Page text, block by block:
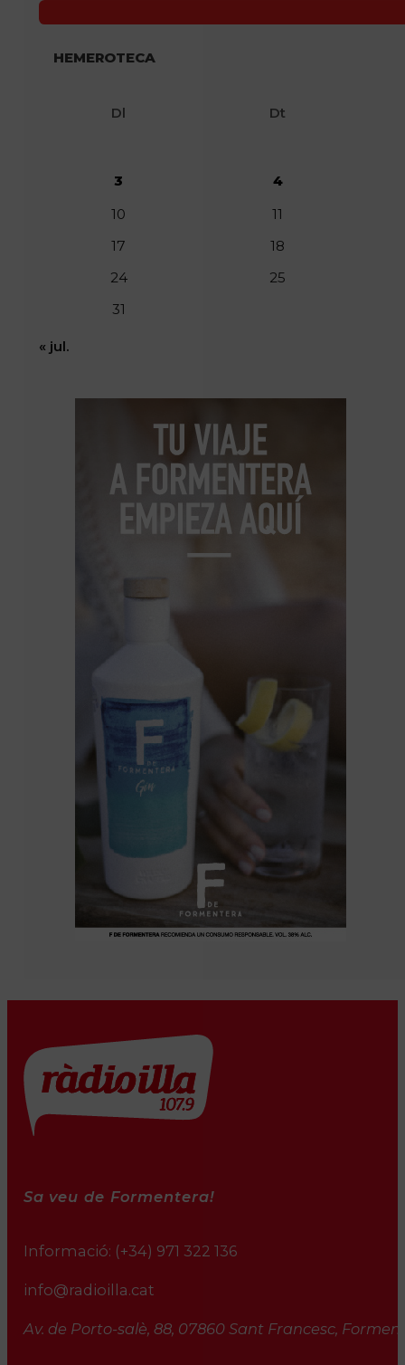
HEMEROTECA
Dl Dt
3
4
10
11
17
18
24
25
31
« jul.
Sa veu de Formentera!
Informació: (+34) 971 322 136
info@radioilla.cat
Av. de Porto-salè, 88, 07860 Sant Francesc,